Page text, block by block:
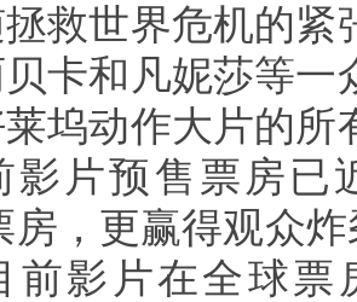
救世界危机的
卡和凡妮莎等
坞动作大片的
影片预售票房已
房，更赢得观众
前影片在全球票